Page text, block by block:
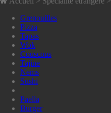
Grenouilles
Pizza
Tapas
Wok
Couscous
Tajine
Nems
Sushi
Paella
Burger